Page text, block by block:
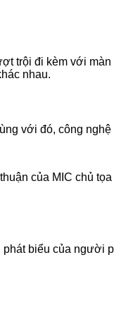
trội đi kèm với
nhau.
với đó, công
của MIC chủ tọa
biểu của người